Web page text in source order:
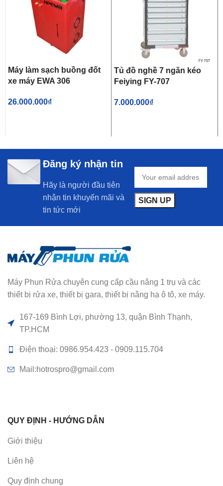
Máy làm sạch buồng đốt
xe máy EWA 306
26.000.000₫
Tủ đồ nghề 7 ngăn kéo
Feiying FY-707
7.000.000₫
Đăng ký nhận tin
Hãy là người đầu tiên
nhận tin khuyến mãi và
tin tức mới
Máy Phun Rửa chuyên cung cấp cầu nâng 1 trụ và các
thiết bị rửa xe, thiết bị gara, thiết bị nâng hạ ô tô, xe máy.
167-169 Bình Lợi, phường 13, quận Bình Thạnh,
TP.HCM
Điện thoại: 0986.954.423 - 0909.115.704
Mail:hotrospro@gmail.com
QUY ĐỊNH - HƯỚNG DẪN
Giới thiệu
Liên hệ
Quy định chung